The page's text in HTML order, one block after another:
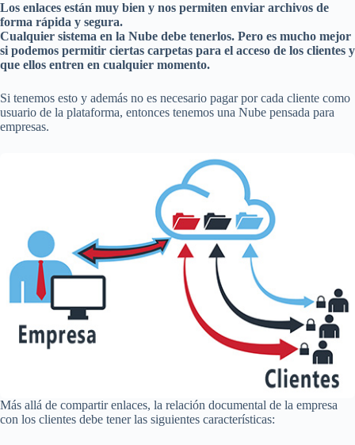
Los enlaces están muy bien y nos permiten enviar archivos de
forma rápida y segura.
Cualquier sistema en la Nube debe tenerlos. Pero es mucho mejor
si podemos permitir ciertas carpetas para el acceso de los clientes y
que ellos entren en cualquier momento.
Si tenemos esto y además no es necesario pagar por cada cliente como
usuario de la plataforma, entonces tenemos una Nube pensada para
empresas.
Más allá de compartir enlaces, la relación documental de la empresa
con los clientes debe tener las siguientes características: